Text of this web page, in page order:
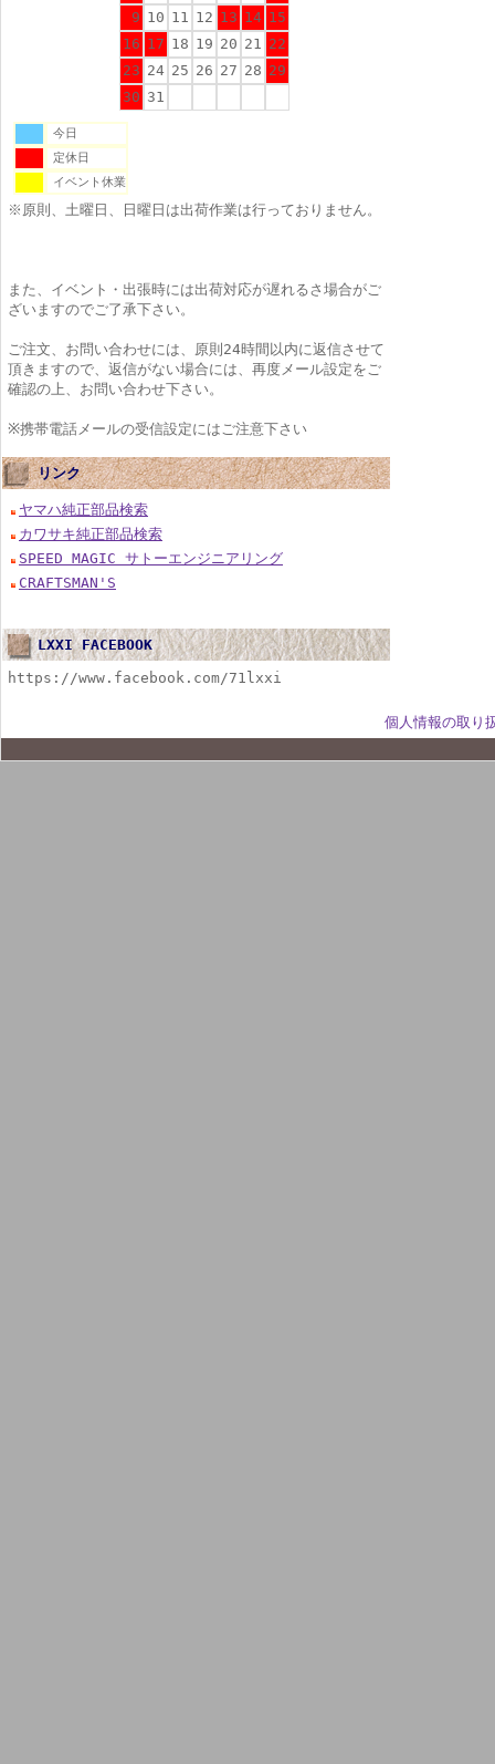
9 10 11 12 13 14 15
16 17 18 19 20 21 22
23 24 25 26 27 28 29
30 31
今日
定休日
イベント休業
※原則、土曜日、日曜日は出荷作業は行っておりません。
また、イベント・出張時には出荷対応が遅れるさ場合がご
ざいますのでご了承下さい。
ご注文、お問い合わせには、原則24時間以内に返信させて
頂きますので、返信がない場合には、再度メール設定をご
確認の上、お問い合わせ下さい。
※携帯電話メールの受信設定にはご注意下さい
リンク
ヤマハ純正部品検索
カワサキ純正部品検索
SPEED MAGIC サトーエンジニアリング
CRAFTSMAN'S
LXXI FACEBOOK
https://www.facebook.com/71lxxi
個人情報の取り